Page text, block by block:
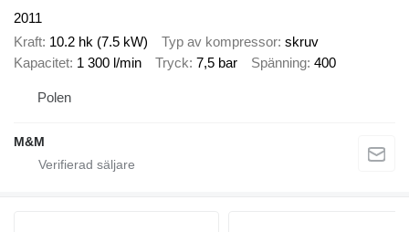
2011
Kraft 10.2 hk (7.5 kW) Typ av kompressor skruv
Kapacitet 1 300 l/min Tryck 7,5 bar Spänning 400
Polen
M&M